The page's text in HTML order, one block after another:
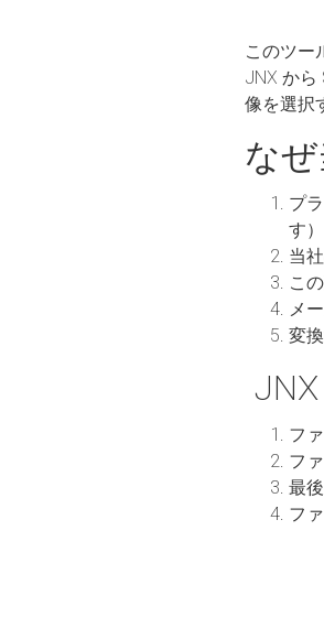
このツー
JNX から
像を選択
な
プ
す）
当
こ
メ
変
フ
フ
最
フ